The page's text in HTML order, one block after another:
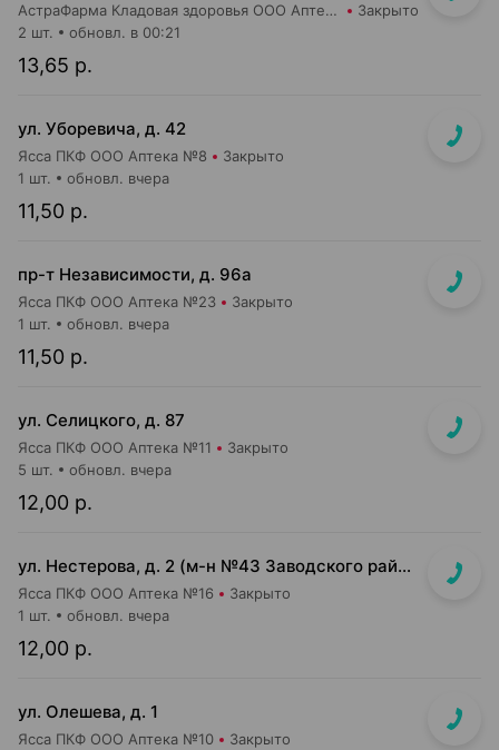
АстраФарма Кладовая здоровья ООО Аптека №9 Закрыто
13,65 р.
2 шт. обновл. в 00:21
ул. Уборевича, д. 42
Ясса ПКФ ООО Аптека №8 Закрыто
11,50 р.
1 шт. обновл. вчера
пр-т Независимости, д. 96а
Ясса ПКФ ООО Аптека №23 Закрыто
11,50 р.
1 шт. обновл. вчера
ул. Селицкого, д. 87
Ясса ПКФ ООО Аптека №11 Закрыто
12,00 р.
5 шт. обновл. вчера
ул. Нестерова, д. 2 (м-н №43 Заводского райпищеторга)
Ясса ПКФ ООО Аптека №16 Закрыто
12,00 р.
1 шт. обновл. вчера
ул. Олешева, д. 1
Ясса ПКФ ООО Аптека №10 Закрыто